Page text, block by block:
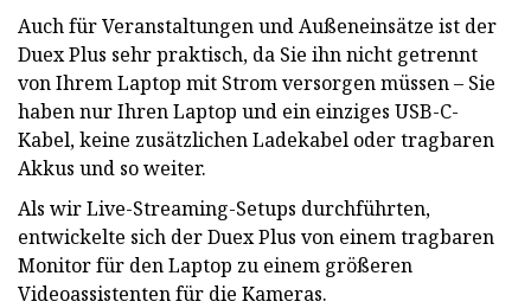
Auch für Veranstaltungen und Außeneinsätze ist der
Duex Plus sehr praktisch, da Sie ihn nicht getrennt
von Ihrem Laptop mit Strom versorgen müssen – Sie
haben nur Ihren Laptop und ein einziges USB-C-
Kabel, keine zusätzlichen Ladekabel oder tragbaren
Akkus und so weiter.
Als wir Live-Streaming-Setups durchführten,
entwickelte sich der Duex Plus von einem tragbaren
Monitor für den Laptop zu einem größeren
Videoassistenten für die Kameras.